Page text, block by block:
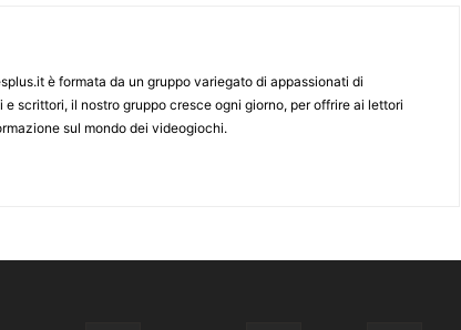
è formata da un gruppo variegato di appassionati di
scrittori, il nostro gruppo cresce ogni giorno, per offrire ai lettori
sul mondo dei videogiochi.